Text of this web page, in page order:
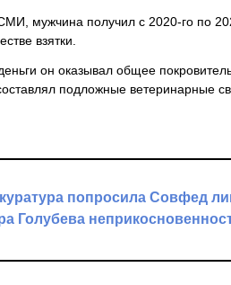
мужчина получил с 2020-го по
взятки.
он оказывал общее
подложные ветеринарные
попросила Совфед
Голубева